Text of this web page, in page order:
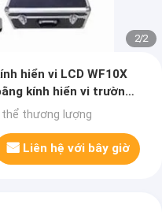
2/2
hiển vi LCD WF10X
kính hiển vi trường
thể thương lượng
Liên hệ với bây giờ